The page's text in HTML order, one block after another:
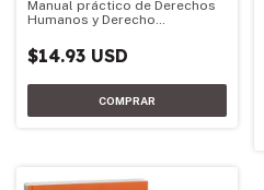
Manual práctico de Derechos
Humanos y Derecho
$14.93 USD